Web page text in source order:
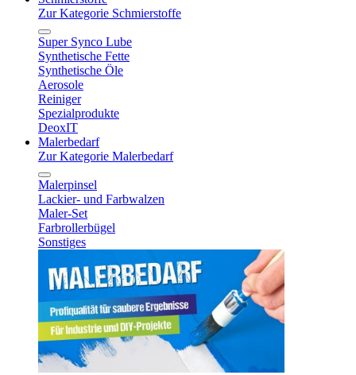
Zur Kategorie Schmierstoffe
Super Synco Lube
Synthetische Fette
Synthetische Öle
Aerosole
Reiniger
Spezialprodukte
DeoxIT
Malerbedarf
Zur Kategorie Malerbedarf
Malerpinsel
Lackier- und Farbwalzen
Maler-Set
Farbrollerbügel
Sonstiges